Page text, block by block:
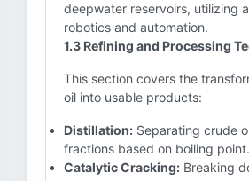
deepwater reservoirs, utilizing
robotics and automation.
1.3 Refining and Processing
This section covers the
oil into usable products:
Distillation: Separating crude
fractions based on boiling point.
Catalytic Cracking: Breaking